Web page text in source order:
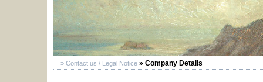
» Contact us / Legal Notice » Company Details